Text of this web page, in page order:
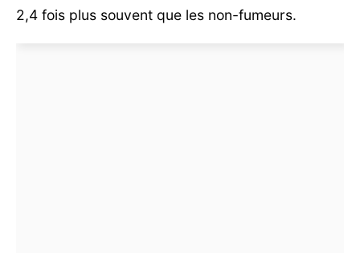
2,4 fois plus souvent que les non-fumeurs.